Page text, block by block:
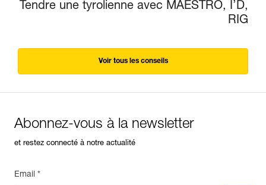
Tendre une tyrolienne avec MAESTRO, I’D,
RIG
Voir tous les conseils
Abonnez-vous à la newsletter
et restez connecté à notre actualité
Email *